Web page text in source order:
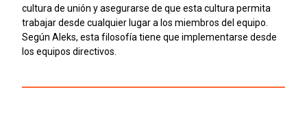
cultura de unión y asegurarse de que esta cultura permita
trabajar desde cualquier lugar a los miembros del equipo.
Según Aleks, esta filosofía tiene que implementarse desde
los equipos directivos.